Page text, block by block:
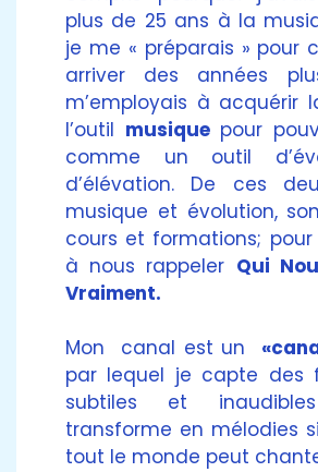
plus de 25 ans à la
je me « préparais » pour
arriver des années
m’employais à acquérir
l’outil musiquepour
comme un outil
d’élévation. De ces
musique et évolution,
cours et formations;
à nous rappeler Qui
Vraiment.
Mon canal est un
par lequel je capte des
subtiles et
transforme en mélodies
tout le monde peut